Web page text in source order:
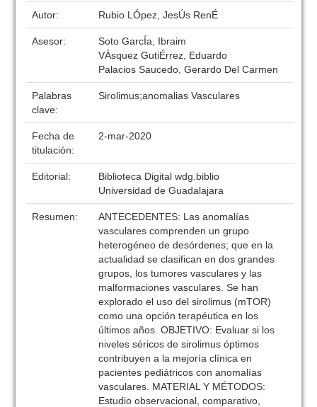
Autor: Rubio LÓpez, JesÚs RenÉ
Asesor:
Soto GarcÍa, Ibraim
VÁsquez GutiÉrrez, Eduardo
Palacios Saucedo, Gerardo Del Carmen
Palabras
clave:
Sirolimus;anomalias Vasculares
Fecha de
titulación:
2-mar-2020
Editorial:
Biblioteca Digital wdg.biblio
Universidad de Guadalajara
Resumen:
ANTECEDENTES: Las anomalías
vasculares comprenden un grupo
heterogéneo de desórdenes; que en la
actualidad se clasifican en dos grandes
grupos, los tumores vasculares y las
malformaciones vasculares. Se han
explorado el uso del sirolimus (mTOR)
como una opción terapéutica en los
últimos años. OBJETIVO: Evaluar si los
niveles séricos de sirolimus óptimos
contribuyen a la mejoría clínica en
pacientes pediátricos con anomalías
vasculares. MATERIAL Y MÉTODOS:
Estudio observacional, comparativo,